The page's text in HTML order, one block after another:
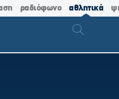
ραδιόφωνο αθλητικά